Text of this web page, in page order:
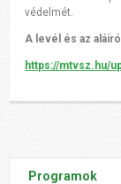
védelmét.
A levél és az
https://mtvsz.hu/
Programok